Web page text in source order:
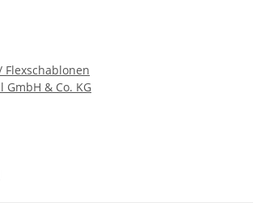
Flexschablonen
GmbH & Co. KG